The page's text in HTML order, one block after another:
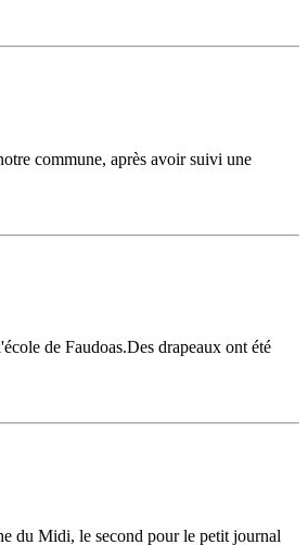
commune, après avoir suivi une
de Faudoas.Des drapeaux ont été
du Midi, le second pour le petit journal